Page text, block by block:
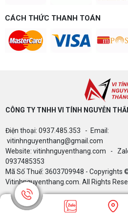
game gì? Gợi
tính Nguyễn
dễ nâng cấp CPU/
Build PC gaming
cách phân bổ
Intel/AMD và
phí tại Vi tính
LÊN ĐỜI PC
PLUS – NHẬN
Thông báo v/v
quyền ( Vi tính
CÁCH THỨC THANH TOÁN
CÔNG TY TNHH VI TÍNH NGUYỄN
Điện thoại: 0937.485.353 - Email:
vitinhnguyenthang@gmail.com
Website: vitinhnguyenthang.com -
0937485353
Mã Số Thuế: 3603709948 - Copyrights
Vitinhnguyenthang.com. All Rights